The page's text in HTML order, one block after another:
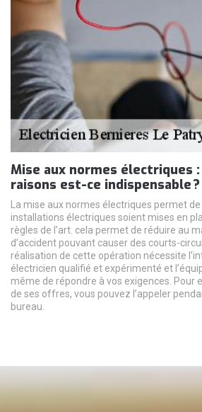
Mise aux normes électriques
raisons est-ce indispensable ?
La mise aux normes électriques permet
installations électriques soient mises en
règles de l’art. cela permet de réduire au
d’accident pouvant causer des courts-
réalisation de cette opération nécessite
électricien qualifié et expérimenté et
même de répondre à vos exigences. Pour
de ses offres, vous pouvez l’appeler
bureau.